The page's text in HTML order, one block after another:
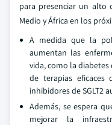
para presenciar un alto
Medio y África en los
A medida que la
aumentan las
vida, como la
de terapias
inhibidores de SGLT2
Además, se espera
mejorar la